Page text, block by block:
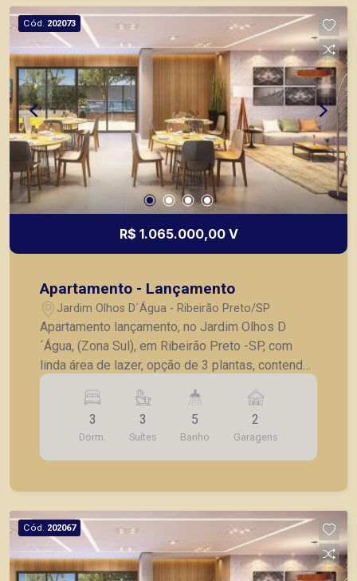
Cód. 202073
R$ 1.065.000,00 V
Apartamento - Lançamento
Jardim Olhos D´Água - Ribeirão Preto/SP
Apartamento lançamento, no Jardim Olhos D
´Água, (Zona Sul), em Ribeirão Preto -SP, com
linda área de lazer, opção de 3 plantas, contendo:
- 3 suítes; - Sala 2 ambientes; - Lavabo; -
Cozinha; - Lavanderia; - Varanda gourmet; - Laje
técnica; - 2 vagas de garagem. - Fotos do
decorado. * Entrega prevista para Fevereiro de
2024. * Consultar valores atualizados e unidades
3
Dorm.
3
Suítes
5
Banho
2
Garagens
Cód. 202067